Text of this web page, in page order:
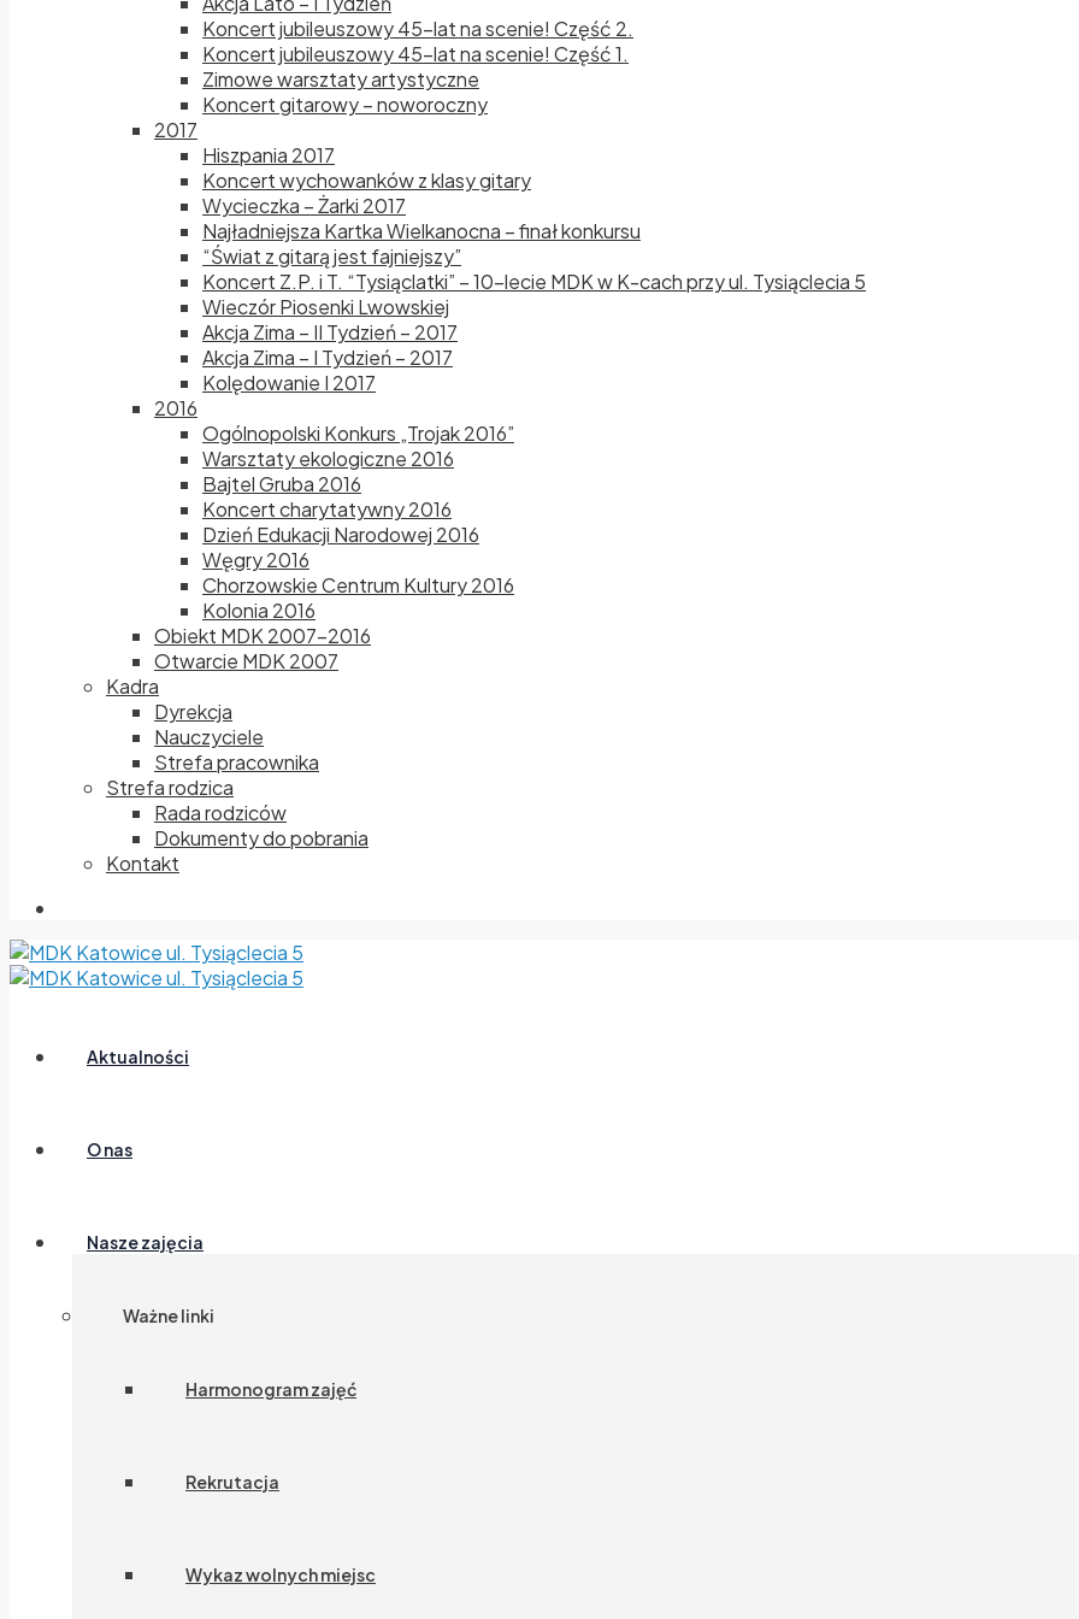
Koncert jubileuszowy 45-lat na scenie! Część 2.
Koncert jubileuszowy 45-lat na scenie! Część 1.
Zimowe warsztaty artystyczne
Koncert gitarowy – noworoczny
2017
Hiszpania 2017
Koncert wychowanków z klasy gitary
Wycieczka – Żarki 2017
Najładniejsza Kartka Wielkanocna – finał konkursu
“Świat z gitarą jest fajniejszy”
Koncert Z.P. i T. “Tysiąclatki” – 10-lecie MDK w K-cach przy ul. Tysiąclecia 5
Wieczór Piosenki Lwowskiej
Akcja Zima – II Tydzień – 2017
Akcja Zima – I Tydzień – 2017
Kolędowanie I 2017
2016
Ogólnopolski Konkurs „Trojak 2016”
Warsztaty ekologiczne 2016
Bajtel Gruba 2016
Koncert charytatywny 2016
Dzień Edukacji Narodowej 2016
Węgry 2016
Chorzowskie Centrum Kultury 2016
Kolonia 2016
Obiekt MDK 2007-2016
Otwarcie MDK 2007
Kadra
Dyrekcja
Nauczyciele
Strefa pracownika
Strefa rodzica
Rada rodziców
Dokumenty do pobrania
Kontakt
Aktualności
O nas
Nasze zajęcia
Ważne linki
Harmonogram zajęć
Rekrutacja
Wykaz wolnych miejsc